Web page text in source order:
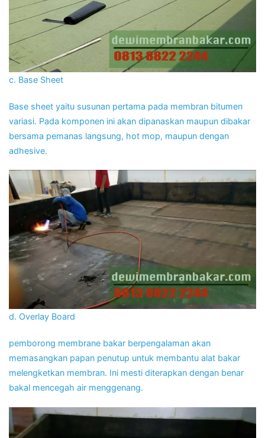
c. Base Sheet
Base sheet yaitu susunan pertama pada membran bitumen
variasi. Pada komponen ini akan dipanaskan maupun dibakar
bersama pemanas langsung, hot mop, maupun dengan
adhesive.
d. Overlay Board
pemborong membrane bakar berpengalaman akan
memasangkan papan penutup untuk membantu alat bakar
melengketkan membran. Ini mesti diterapkan dengan benar
bakal mencegah air menggenang.